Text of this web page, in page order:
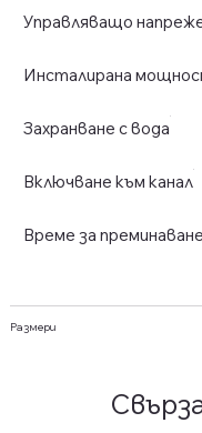
Управляващо
Инсталирана
Захранване с вода
Включване към канал
Време за преминаване
Размери